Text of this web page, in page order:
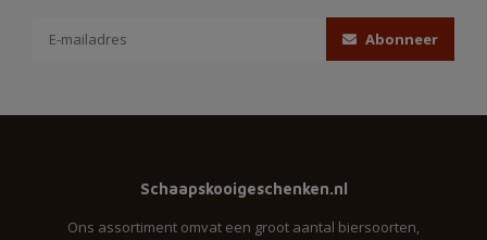
Abonneer
Schaapskooigeschenken.nl
Ons assortiment omvat een groot aantal biersoorten,